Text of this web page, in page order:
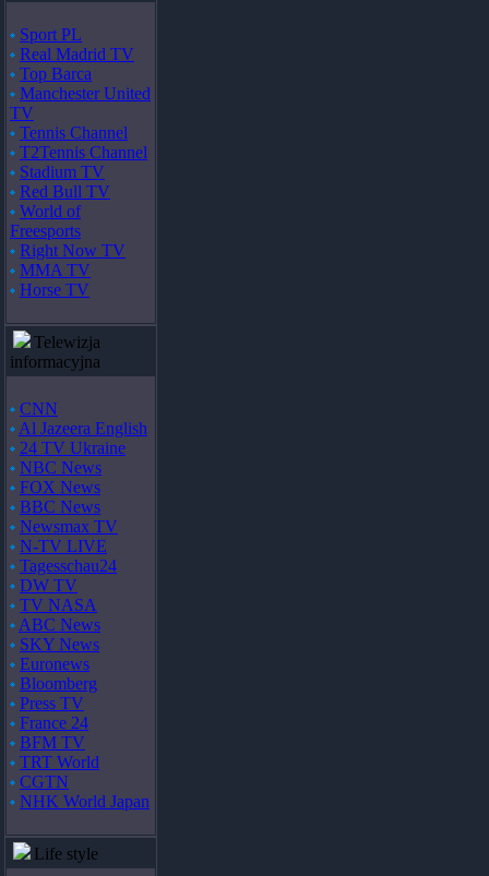
Sport PL
Real Madrid TV
Top Barca
Manchester United
TV
Tennis Channel
T2Tennis Channel
Stadium TV
Red Bull TV
World of
Freesports
Right Now TV
MMA TV
Horse TV
Telewizja
informacyjna
CNN
Al Jazeera English
24 TV Ukraine
NBC News
FOX News
BBC News
Newsmax TV
N-TV LIVE
Tagesschau24
DW TV
TV NASA
ABC News
SKY News
Euronews
Bloomberg
Press TV
France 24
BFM TV
TRT World
CGTN
NHK World Japan
Life style